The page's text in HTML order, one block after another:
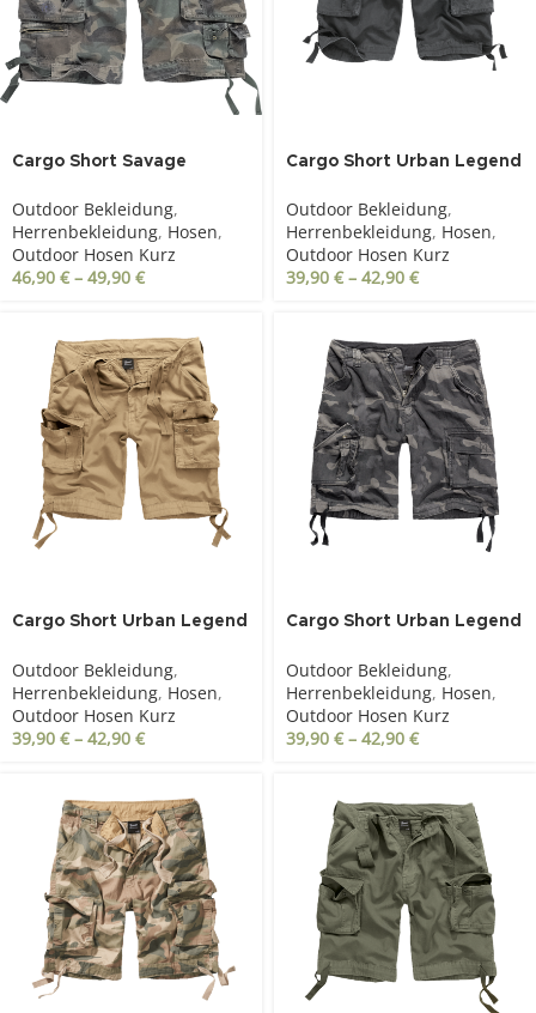
Cargo Short Savage
Outdoor Bekleidung,
Herrenbekleidung, Hosen,
Outdoor Hosen Kurz
46,90 €– 49,90 €
Cargo Short Urban Legend
Outdoor Bekleidung,
Herrenbekleidung, Hosen,
Outdoor Hosen Kurz
39,90 €– 42,90 €
Cargo Short Urban Legend
Outdoor Bekleidung,
Herrenbekleidung, Hosen,
Outdoor Hosen Kurz
39,90 €– 42,90 €
Cargo Short Urban Legend
Outdoor Bekleidung,
Herrenbekleidung, Hosen,
Outdoor Hosen Kurz
39,90 €– 42,90 €